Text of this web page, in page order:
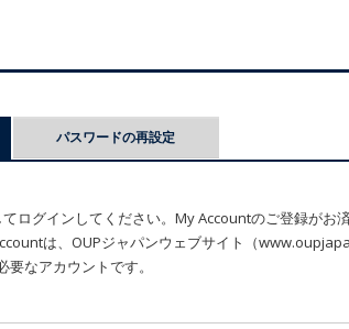
パスワードの再設定
ログインしてください。My Accountのご登録がお
は、OUPジャパンウェブサイト（
なアカウントです。